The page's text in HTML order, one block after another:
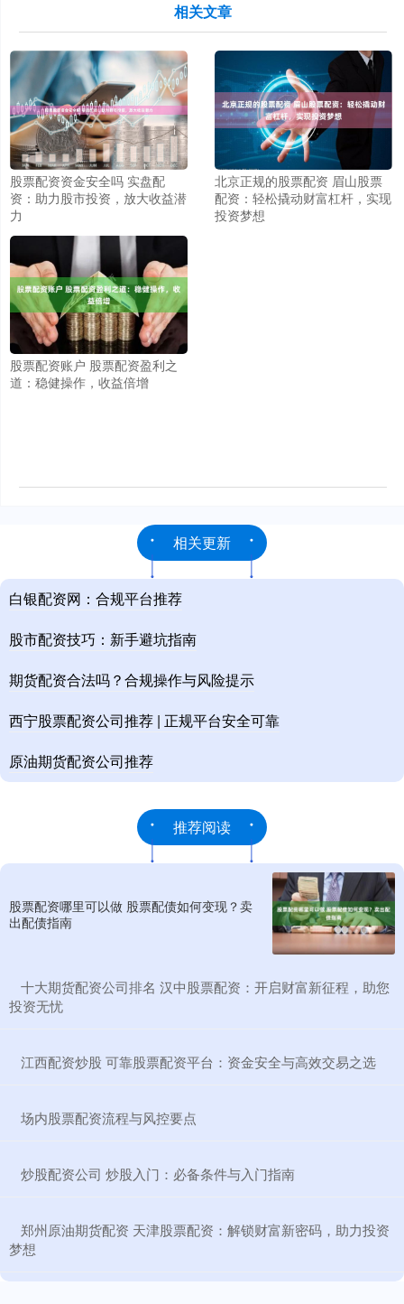
相关文章
股票配资资金安全吗 实盘配
资：助力股市投资，放大收益潜
力
北京正规的股票配资 眉山股票
配资：轻松撬动财富杠杆，实现
投资梦想
股票配资账户 股票配资盈利之
道：稳健操作，收益倍增
相关更新
白银配资网：合规平台推荐
股市配资技巧：新手避坑指南
期货配资合法吗？合规操作与风险提示
西宁股票配资公司推荐 | 正规平台安全可靠
原油期货配资公司推荐
推荐阅读
股票配资哪里可以做 股票配债如何变现？卖
出配债指南
​十大期货配资公司排名 汉中股票配资：开启财富新征程，助您
投资无忧
​江西配资炒股 可靠股票配资平台：资金安全与高效交易之选
​场内股票配资流程与风控要点
​炒股配资公司 炒股入门：必备条件与入门指南
​郑州原油期货配资 天津股票配资：解锁财富新密码，助力投资
梦想